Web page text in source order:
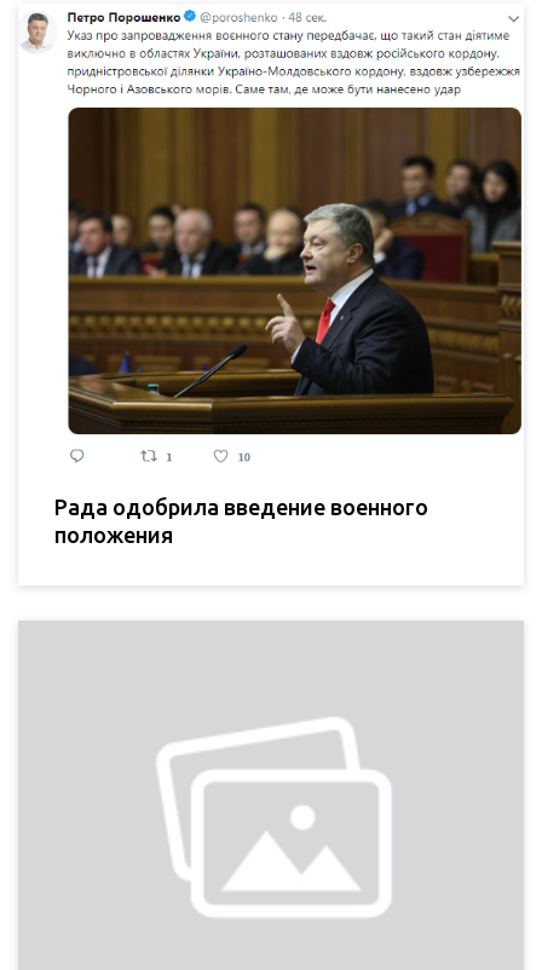
Рада одобрила введение военного
положения